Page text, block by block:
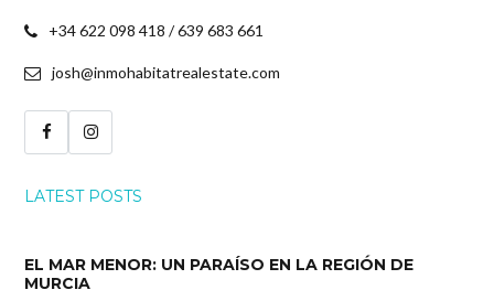
+34 622 098 418 / 639 683 661
josh@inmohabitatrealestate.com
LATEST POSTS
EL MAR MENOR: UN PARAÍSO EN LA REGIÓN DE
MURCIA